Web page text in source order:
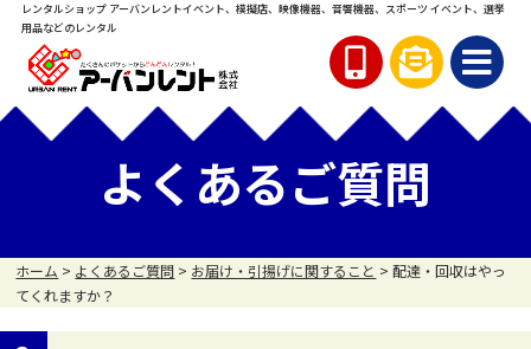
レンタルショップ アーバンレントイベント、模擬店、映像機器、音響機器、スポーツ イベント、選挙
用品などのレンタル
よくあるご質問
ホーム > よくあるご質問 > お届け・引揚げに関すること >配達・回収はやっ
てくれますか？